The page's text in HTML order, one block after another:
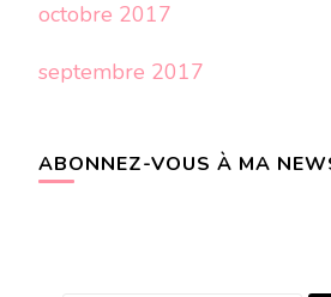
octobre 2017
septembre 2017
ABONNEZ-VOUS À MA